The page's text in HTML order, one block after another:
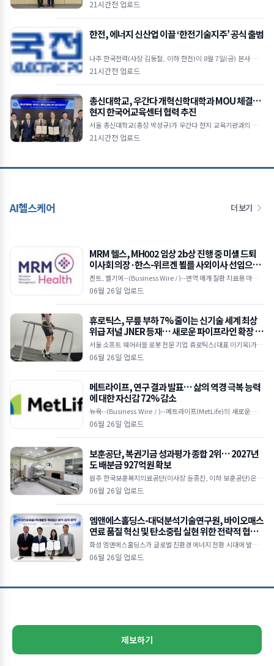
21시간전 업로드
한전, 에너지 신산업 이끌 ‘한전기술지주’ 공식 출범
나주 한국전력(사장 김동철, 이하 한전)이 8월 7일(금) 본사 비전
홀에서 에너지 신산업 생태계를 주도할 ‘한전기술지주’를 공식 출
21시간전 업로드
총신대학교, 우간다 개혁신학대학과 MOU 체결…
현지 한국어교육센터 협력 추진
서울 총신대학교(총장 박성규)가 우간다 현지 교육기관과의 협력
을 통해 아프리카 지역 국제교육 및 학술 교류 확대에 나선다.총신
21시간전 업로드
AI헬스케어 더 보기
MRM 헬스, MH002 임상 2b상 진행 중 미셸 드퇴
이사회 의장·한스-위르겐 뵐를 사외이사 선임으로
이사회 강화
겐트, 벨기에--(Business Wire / )--면역 매개 질환 치료용 마이크
로바이옴 기반 치료제를 개발 중인 임상 단계 바이오텍인 MRM 헬
06월 26일 업로드
휴로틱스, 무릎 부하 7% 줄이는 신기술 세계 최상
위급 저널 JNER 등재… 새로운 파이프라인 확장 시
동
서울 소프트 웨어러블 로봇 전문 기업 휴로틱스(대표 이기욱)가 개
발한 무동력 기반의 ‘수동형 소프트 엑소슈트(Passive Soft Exos
06월 26일 업로드
메트라이프, 연구 결과 발표… 삶의 역경 극복 능력
에 대한 자신감 72% 감소
뉴욕--(Business Wire / )--메트라이프(MetLife)의 새로운 다국
적 연구에 따르면, 눈에 띄는 ‘자신감 격차(confidence gap)’가
06월 26일 업로드
보훈공단, 복권기금 성과평가 종합 2위… 2027년
도 배분금 927억원 확보
원주 한국보훈복지의료공단(이사장 윤종진, 이하 보훈공단)은 기
획예산처 복권위원회가 주관한 ‘2025년 복권기금사업 성과평
06월 26일 업로드
엠앤에스홀딩스-대덕분석기술연구원, 바이오매스
연료 품질 혁신 및 탄소중립 실현 위한 전략적 협력
본격화
화성 엠앤에스홀딩스가 글로벌 친환경 에너지 전환 시대에 발맞춰
목재펠릿 및 목재칩 연료의 품질 경쟁력을 강화하고 지속가능한 바
06월 26일 업로드
제보하기